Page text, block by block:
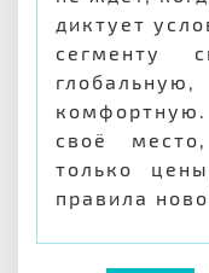
диктует
сегменту
своё
только
правила